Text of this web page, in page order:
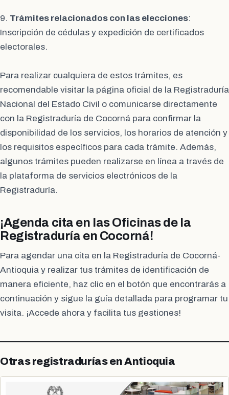
9. Trámites relacionados con las elecciones:
Inscripción de cédulas y expedición de certificados
electorales.
Para realizar cualquiera de estos trámites, es
recomendable visitar la página oficial de la Registraduría
Nacional del Estado Civil o comunicarse directamente
con la Registraduría de Cocorná para confirmar la
disponibilidad de los servicios, los horarios de atención y
los requisitos específicos para cada trámite. Además,
algunos trámites pueden realizarse en línea a través de
la plataforma de servicios electrónicos de la
Registraduría.
¡Agenda cita en las Oficinas de la
Registraduría en Cocorná!
Para agendar una cita en la Registraduría de Cocorná-
Antioquia y realizar tus trámites de identificación de
manera eficiente, haz clic en el botón que encontrarás a
continuación y sigue la guía detallada para programar tu
visita. ¡Accede ahora y facilita tus gestiones!
Otras registradurías en Antioquia